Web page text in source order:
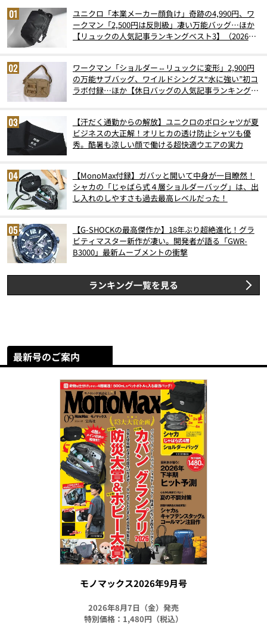
ユニクロ「本業メーカー顔負け」奇跡の4,990円、ワ
ークマン「2,500円は反則級」凄い万能バッグ…ほか
【リュックの人気記事ランキングベスト3】（2026年
ワークマン「ショルダー⇔リュックに変形」2,900円
の万能サブバッグ、ワイルドシングス“水に強い”初コ
ラボ付録…ほか【休日バッグの人気記事ランキングベ
【汗だく通勤からの解放】ユニクロのポロシャツが夏
ビジネスの大正解！オリヒカの透け防止シャツも優
秀。酷暑も涼しい顔で働ける超快適ウエアの実力
【MonoMax付録】ガバッと開いて中身が一目瞭然！
シャカの「じゃばら式４層ショルダーバッグ」は、出
し入れのしやすさも過去最高レベルだった！
【G-SHOCKの最高傑作か】18年ぶり超絶進化！グラ
ビティマスター新作が凄い。開発者が語る「GWR-
B3000」最新ムーブメントの衝撃
ランキング一覧を見る
最新号のご案内
モノマックス2026年9月号
2026年8月7日（金）発売
特別価格：1,480円（税込）